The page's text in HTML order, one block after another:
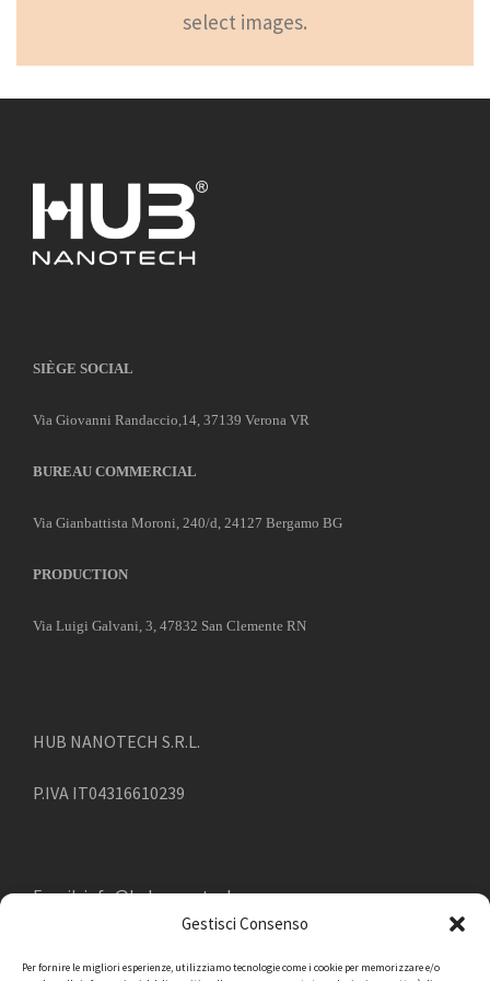
Gestisci Consenso
Per fornire le migliori esperienze, utilizziamo tecnologie come i cookie per memorizzare e/o
select images.
SIÈGE SOCIAL
Via Giovanni Randaccio,14, 37139 Verona VR
BUREAU COMMERCIAL
Via Gianbattista Moroni, 240/d, 24127 Bergamo BG
PRODUCTION
Via Luigi Galvani, 3, 47832 San Clemente RN
HUB NANOTECH S.R.L.
P.IVA IT04316610239
Email:info@hub-nanotech.com